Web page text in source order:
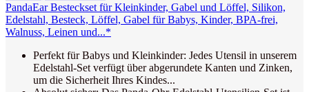
PandaEar Besteckset für Kleinkinder, Gabel und Löffel, Silikon,
Edelstahl, Besteck, Löffel, Gabel für Babys, Kinder, BPA-frei,
Walnuss, Leinen und...*
Perfekt für Babys und Kleinkinder: Jedes Utensil in unserem
Edelstahl-Set verfügt über abgerundete Kanten und Zinken,
um die Sicherheit Ihres Kindes...